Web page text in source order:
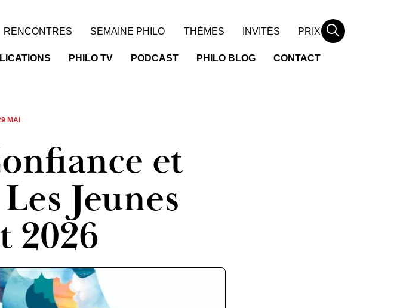
RENCONTRES SEMAINE PHILO THÈMES INVITÉS PRIX
PHILO TV PODCAST PHILO BLOG CONTACT
Rechercher
et
Jeunes
2026
MAI